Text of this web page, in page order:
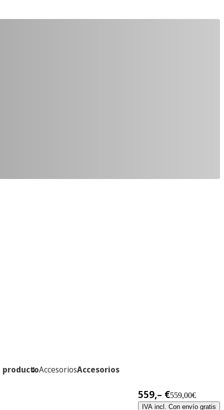
productoAccesoriosAccesorios
559,– €559,00€
IVA incl. Con envío gratis